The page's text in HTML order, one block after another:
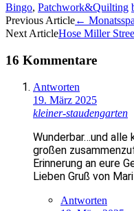
Bingo, Patchwork&Quilting
Artikel-
Navigation
Previous Article←
Next ArticleHose Miller
16 Kommentare
Antworten
19. März 2025
kleiner-staudengarten
Wunderbar…und alle
großen
Erinnerung an eure
Lieben Gruß von
Antworten